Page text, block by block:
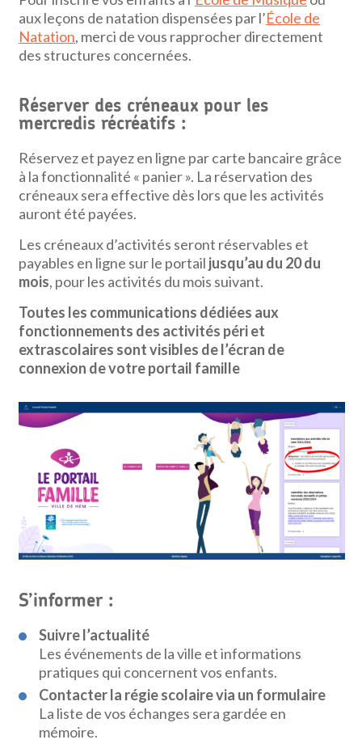
aux leçons de natation dispensées par l’École de
Natation, merci de vous rapprocher directement
des structures concernées.
Réserver des créneaux pour les
mercredis récréatifs :
Réservez et payez en ligne par carte bancaire grâce
à la fonctionnalité « panier ». La réservation des
créneaux sera effective dès lors que les activités
auront été payées.
Les créneaux d’activités seront réservables et
payables en ligne sur le portail jusqu’au du 20 du
mois, pour les activités du mois suivant.
Toutes les communications dédiées aux
fonctionnements des activités péri et
extrascolaires sont visibles de l’écran de
connexion de votre portail famille
S’informer :
Suivre l’actualité
Les événements de la ville et informations
pratiques qui concernent vos enfants.
Contacter la régie scolaire via un formulaire
La liste de vos échanges sera gardée en
mémoire.